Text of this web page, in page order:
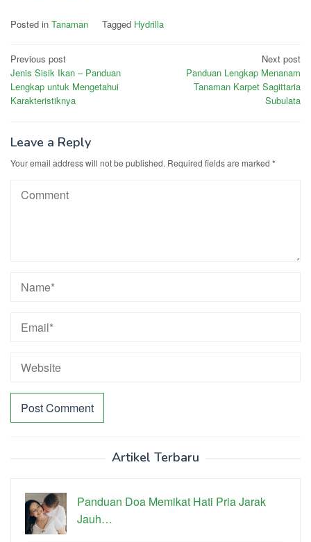
Posted in Tanaman Tagged Hydrilla
Post
navigation
Previous post
Jenis Sisik Ikan – Panduan
Lengkap untuk Mengetahui
Karakteristiknya
Next post
Panduan Lengkap Menanam
Tanaman Karpet Sagittaria
Subulata
Leave a Reply
Your email address will not be published. Required fields are marked *
Artikel Terbaru
Panduan Doa Memikat Hati Pria Jarak
Jauh…